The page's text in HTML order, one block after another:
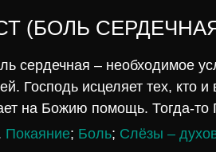
(БОЛЬ
сердечная – необходимое
Господь исцеляет тех, кто
на Божию помощь. Тогда-то
Покаяние; Боль; Слёзы –